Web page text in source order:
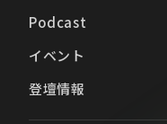
Podcast
イベント
登壇情報